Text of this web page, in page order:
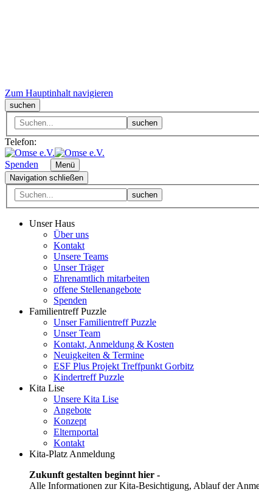
Zum Hauptinhalt navigieren
suchen
suchen
Telefon:
Spenden
Menü
Navigation schließen
suchen
Unser Haus
Über uns
Kontakt
Unsere Teams
Unser Träger
Ehrenamtlich mitarbeiten
offene Stellenangebote
Spenden
Familientreff Puzzle
Unser Familientreff Puzzle
Unser Team
Kontakt, Anmeldung & Kosten
Neuigkeiten & Termine
ESF Plus Projekt Treffpunkt Gorbitz
Kindertreff Puzzle
Kita Lise
Unsere Kita Lise
Angebote
Konzept
Elternportal
Kontakt
Kita-Platz Anmeldung
Zukunft gestalten beginnt hier -
Alle Informationen zur Kita-Besichtigung, Ablauf der